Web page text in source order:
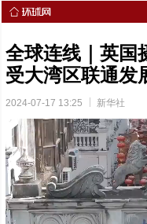
全球连线｜英国
受大湾区联通发
2024-07-17 13:25 新华社